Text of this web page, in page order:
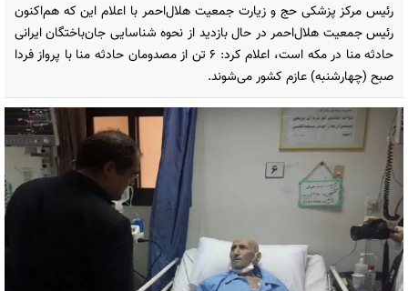
رئیس مرکز پزشکی حج و زیارت جمعیت هلال‌احمر با اعلام این که هم‌اکنون
رئیس جمعیت هلال‌احمر در حال بازدید از نحوه شناسایی جان‌باختگان ایرانی
حادثه منا در مکه است، اعلام کرد: ۶ تن از مصدومان حادثه منا با پرواز فردا
صبح (چهارشنبه) عازم کشور می‌شوند.